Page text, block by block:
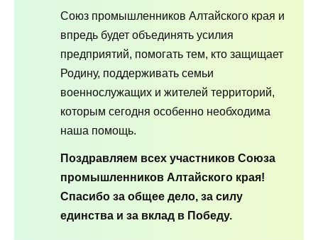
Союз промышленников Алтайского края и
впредь будет объединять усилия
предприятий, помогать тем, кто защищает
Родину, поддерживать семьи
военнослужащих и жителей территорий,
которым сегодня особенно необходима
наша помощь.
Поздравляем всех участников Союза
промышленников Алтайского края!
Спасибо за общее дело, за силу
единства и за вклад в Победу.